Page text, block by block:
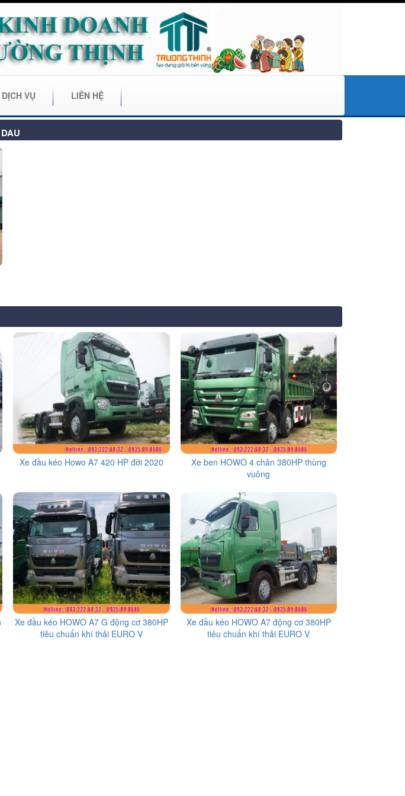
DỊCH VỤ LIÊN HỆ
Xe đầu kéo Howo A7 420 HP đời 2020
Xe ben HOWO 4 chân 380HP thùng
vuông
Xe đầu kéo HOWO A7 G động cơ 380HP
tiêu chuẩn khí thải EURO V
Xe đầu kéo HOWO A7 động cơ 380HP
tiêu chuẩn khí thải EURO V